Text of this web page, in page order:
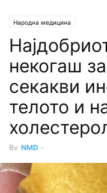
Народна медицина
некогаш
секакви
телото и
By NMD -